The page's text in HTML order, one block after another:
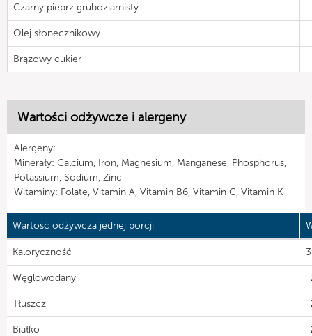
Czarny pieprz gruboziarnisty
Olej słonecznikowy
Brązowy cukier
Wartości odżywcze i alergeny
Alergeny:
Minerały: Calcium, Iron, Magnesium, Manganese, Phosphorus,
Potassium, Sodium, Zinc
Witaminy: Folate, Vitamin A, Vitamin B6, Vitamin C, Vitamin K
Wartość odżywcza jednej porcji
Kaloryczność
Węglowodany
Tłuszcz
Białko